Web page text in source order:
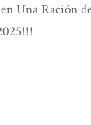
Una Ración